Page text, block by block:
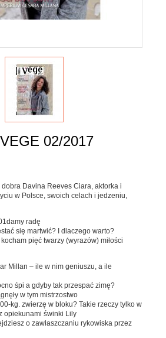
I PRZEKĄSKI
02/2017
Davina Reeves Ciara, aktorka i
w Polsce, swoich celach i jedzeniu,
radę
się martwić? I dlaczego warto?
pięć twarzy (wyrazów) miłości
Millan – ile w nim geniuszu, a ile
śpi a gdyby tak przespać zimę?
w tym mistrzostwo
kg. zwierzę w bloku? Takie rzeczy tylko w
opiekunami świnki Lily
o zawłaszczaniu rykowiska przez